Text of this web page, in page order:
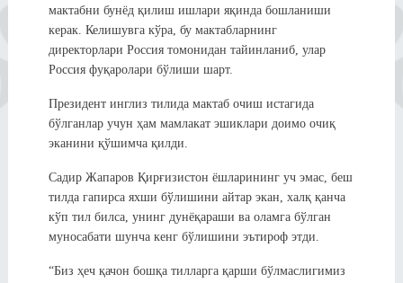
мактабни бунёд қилиш ишлари яқинда бошланиши
керак. Келишувга кўра, бу мактабларнинг
директорлари Россия томонидан тайинланиб, улар
Россия фуқаролари бўлиши шарт.
Президент инглиз тилида мактаб очиш истагида
бўлганлар учун ҳам мамлакат эшиклари доимо очиқ
эканини қўшимча қилди.
Садир Жапаров Қирғизистон ёшларининг уч эмас, беш
тилда гапирса яхши бўлишини айтар экан, халқ қанча
кўп тил билса, унинг дунёқараши ва оламга бўлган
муносабати шунча кенг бўлишини эътироф этди.
“Биз ҳеч қачон бошқа тилларга қарши бўлмаслигимиз